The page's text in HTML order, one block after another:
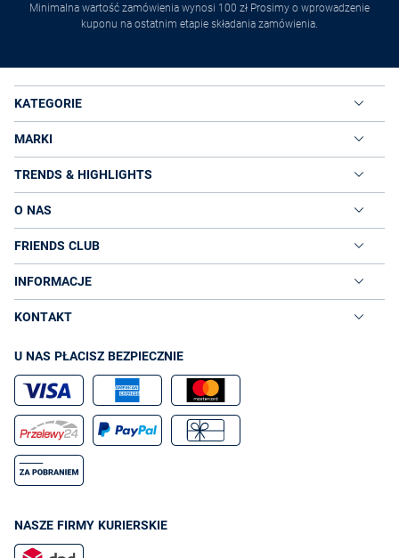
Minimalna wartość zamówienia wynosi 100 zł Prosimy o wprowadzenie
kuponu na ostatnim etapie składania zamówienia.
KATEGORIE
MARKI
TRENDS & HIGHLIGHTS
O NAS
FRIENDS CLUB
INFORMACJE
KONTAKT
U NAS PŁACISZ BEZPIECZNIE
NASZE FIRMY KURIERSKIE